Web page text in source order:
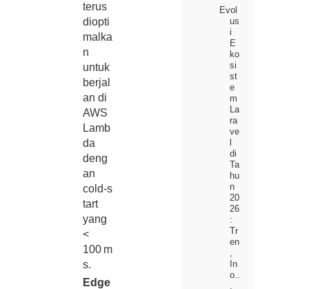
terus
diopti
malka
n
untuk
berjal
an di
AWS
Lamb
da
deng
an
cold‑s
tart
yang
<
100 m
s.
Edge
Evol
us
i
E
ko
si
st
e
m
La
ra
ve
di
Ta
hu
n
20
26
:
Tr
en
In
o..